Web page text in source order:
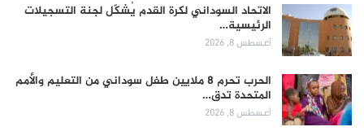
الاتحاد السوداني لكرة القدم يُشكّل لجنة التسجيلات
الرئيسية…
أغسطس 8, 2026
الحرب تحرم 8 ملايين طفل سوداني من التعليم والأمم
المتحدة تدق…
أغسطس 8, 2026